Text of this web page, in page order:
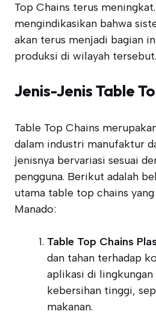
Top Chains terus
mengindikasikan bahwa
akan terus menjadi bagian
produksi di wilayah tersebut.
Jenis-Jenis Table
Table Top Chains
dalam industri manufaktur
jenisnya bervariasi sesuai
pengguna. Berikut adalah
utama table top chains
Manado:
Table Top Chains
dan tahan terhadap
aplikasi di
kebersihan tinggi,
makanan.